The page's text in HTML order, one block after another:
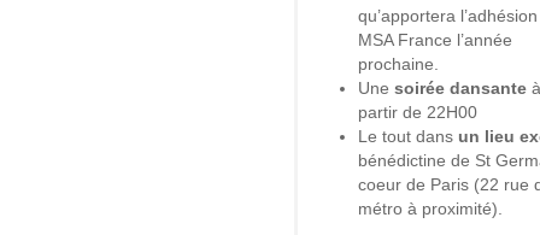
qu’apportera
MSA France l’année
prochaine.
Une soirée dansante à
partir de 22H00
Le tout dans un lieu
bénédictine de St
coeur de Paris (22 rue
métro à proximité).